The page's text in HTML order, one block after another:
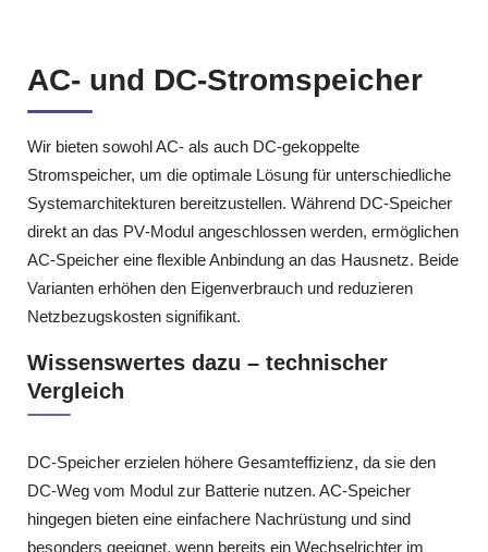
AC‑ und DC‑Stromspeicher
Wir bieten sowohl AC‑ als auch DC‑gekoppelte
Stromspeicher, um die optimale Lösung für unterschiedliche
Systemarchitekturen bereitzustellen. Während DC‑Speicher
direkt an das PV‑Modul angeschlossen werden, ermöglichen
AC‑Speicher eine flexible Anbindung an das Hausnetz. Beide
Varianten erhöhen den Eigenverbrauch und reduzieren
Netzbezugskosten signifikant.
Wissenswertes dazu – technischer
Vergleich
DC‑Speicher erzielen höhere Gesamteffizienz, da sie den
DC‑Weg vom Modul zur Batterie nutzen. AC‑Speicher
hingegen bieten eine einfachere Nachrüstung und sind
besonders geeignet, wenn bereits ein Wechselrichter im